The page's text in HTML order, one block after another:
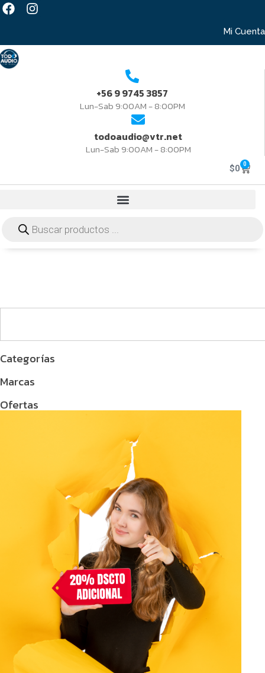
Mi Cuenta
+56 9 9745 3857
Lun-Sab 9:00AM - 8:00PM
todoaudio@vtr.net
Lun-Sab 9:00AM - 8:00PM
$0 0
Categorías
Marcas
Ofertas